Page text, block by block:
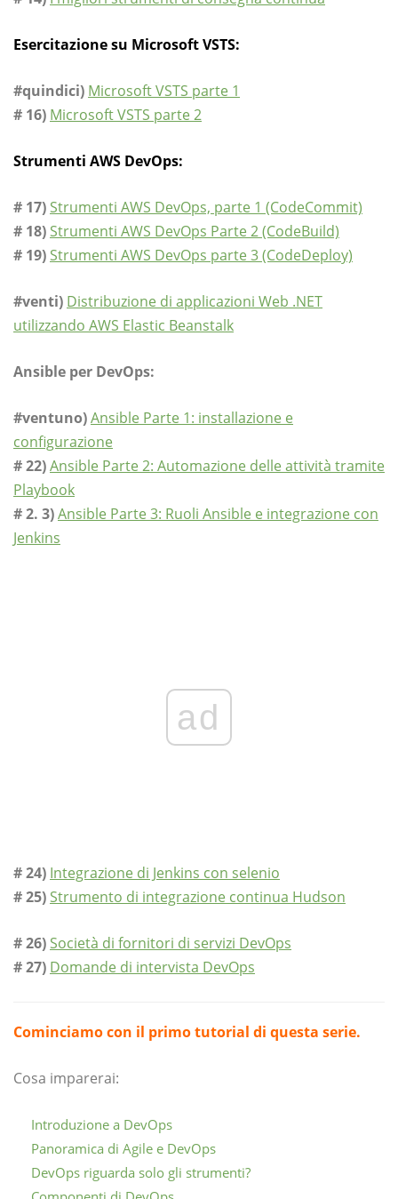
Esercitazione su Microsoft VSTS:
#quindici) Microsoft VSTS parte 1
# 16) Microsoft VSTS parte 2
Strumenti AWS DevOps:
# 17) Strumenti AWS DevOps, parte 1 (CodeCommit)
# 18) Strumenti AWS DevOps Parte 2 (CodeBuild)
# 19) Strumenti AWS DevOps parte 3 (CodeDeploy)
#venti) Distribuzione di applicazioni Web .NET
utilizzando AWS Elastic Beanstalk
Ansible per DevOps:
#ventuno)Ansible Parte 1: installazione e
configurazione
# 22)Ansible Parte 2: Automazione delle attività tramite
Playbook
# 2. 3)Ansible Parte 3: Ruoli Ansible e integrazione con
Jenkins
ad
# 24) Integrazione di Jenkins con selenio
# 25) Strumento di integrazione continua Hudson
# 26) Società di fornitori di servizi DevOps
# 27) Domande di intervista DevOps
Cominciamo con il primo tutorial di questa serie.
Cosa imparerai:
Introduzione a DevOps
Panoramica di Agile e DevOps
DevOps riguarda solo gli strumenti?